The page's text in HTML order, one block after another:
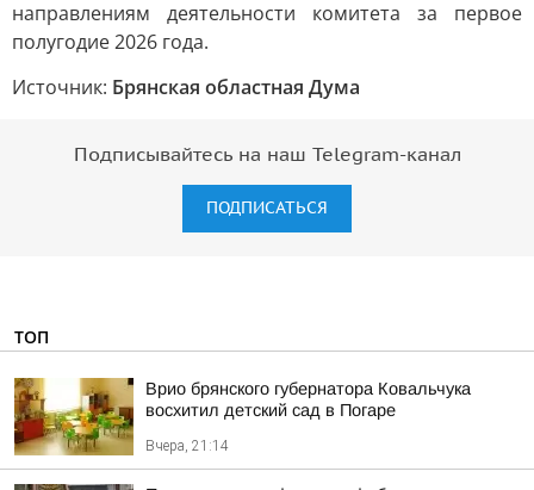
направлениям деятельности комитета за первое
полугодие 2026 года.
Источник: Брянская областная Дума
Подписывайтесь на наш Telegram-канал
ПОДПИСАТЬСЯ
ТОП
Врио брянского губернатора Ковальчука
восхитил детский сад в Погаре
Вчера, 21:14